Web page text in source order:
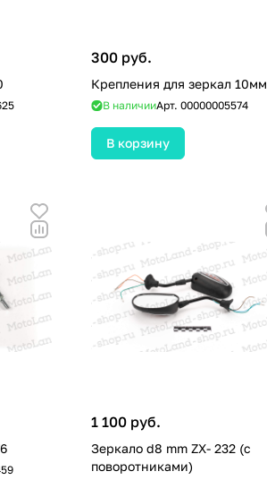
300 руб.
Крепления для зеркал 10мм
В наличииАрт. 00000005574
В корзину
1 100 руб.
Зеркало d8 mm ZX- 232 (с
поворотниками)